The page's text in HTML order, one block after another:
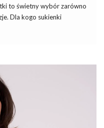
to świetny wybór zarówno
Dla kogo sukienki